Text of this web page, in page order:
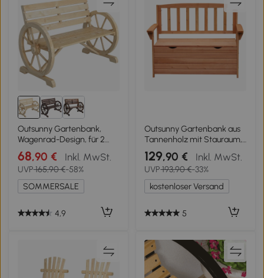
Outsunny Gartenbank,
Wagenrad-Design, für 2
Personen, Naturholz,
dunkelbraun, 105,5 x 56 x
79 cm, Natur
68,90 € Inkl. MwSt.
UVP165,90 €-58%
SOMMERSALE
4,9
Outsunny Gartenbank aus
Tannenholz mit Stauraum,
Maße 112L x 58B x 84H cm
129,90 € Inkl. MwSt.
UVP193,90 €-33%
kostenloser Versand
5